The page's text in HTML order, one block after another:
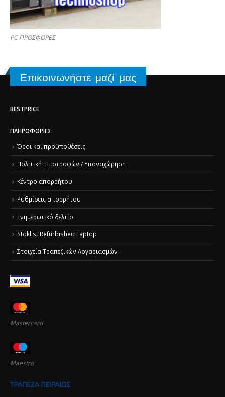
PC ΠΡΟΣΦΟΡΕΣ
Επικοινωνήστε μαζί μας
BESTPRICE
ΠΛΗΡΟΦΟΡΊΕΣ
Όροι και προϋποθέσεις
Πολιτική Επιστροφών / Υπαναχώρηση
Κέντρο απορρήτου
Ρυθμίσεις απορρήτου
Ενημερωτικό δελτίο
Stoklist Refurbished Laptop
Στοιχεία Τραπεζικών Λογαριασμών
Mastercard
Maestro